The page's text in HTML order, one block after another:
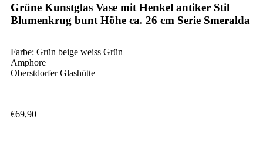
Grüne Kunstglas Vase mit Henkel antiker Stil
Blumenkrug bunt Höhe ca. 26 cm Serie Smeralda
Farbe: Grün beige weiss Grün
Amphore
Oberstdorfer Glashütte
€69,90